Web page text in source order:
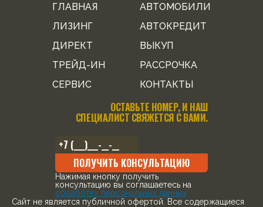
ГЛАВНАЯ
АВТОМОБИЛИ
ЛИЗИНГ
АВТОКРЕДИТ
ДИРЕКТ
ВЫКУП
ТРЕЙД-ИН
РАССРОЧКА
СЕРВИС
КОНТАКТЫ
ОСТАВЬТЕ НОМЕР, И НАШ
СПЕЦИАЛИСТ СВЯЖЕТСЯ С ВАМИ.
ПОЛУЧИТЬ КОНСУЛЬТАЦИЮ
Нажимая кнопку получить
консультацию вы соглашаетесь на
обработку персональных данных
Cайт не является публичной офертой. Все содержащиеся